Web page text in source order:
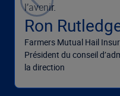
l’avenir.
Ron
Farmers Mutual Hail
Président du conseil
la direction